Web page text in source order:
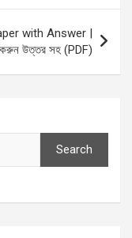
with Answer |
করুন উত্তর সহ (PDF)
Search